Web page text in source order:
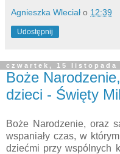
Agnieszka Wleciał o 12:39
Udostępnij
czwartek, 15 listopada
Boże
dzieci - Święty
Boże Narodzenie, oraz
wspaniały czas, w
dziećmi przy wspólnych